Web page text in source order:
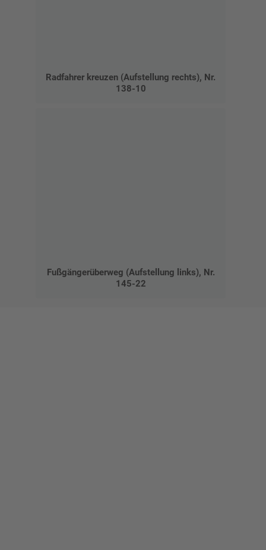
Radfahrer kreuzen (Aufstellung rechts), Nr.
138-10
Fußgängerüberweg (Aufstellung links), Nr.
145-22